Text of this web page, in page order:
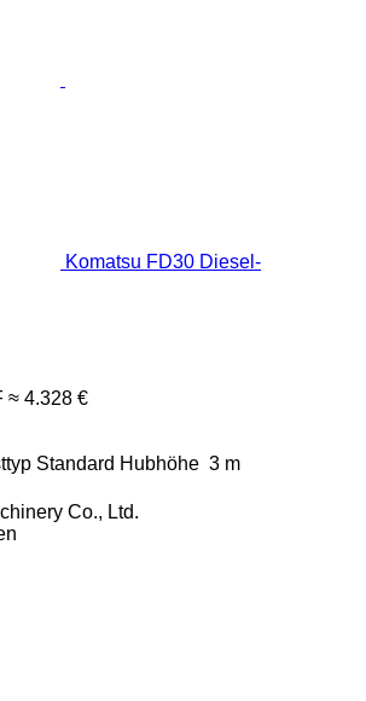
Komatsu FD30 Diesel-
≈ 4.328 €
Standard Hubhöhe 3 m
Co., Ltd.